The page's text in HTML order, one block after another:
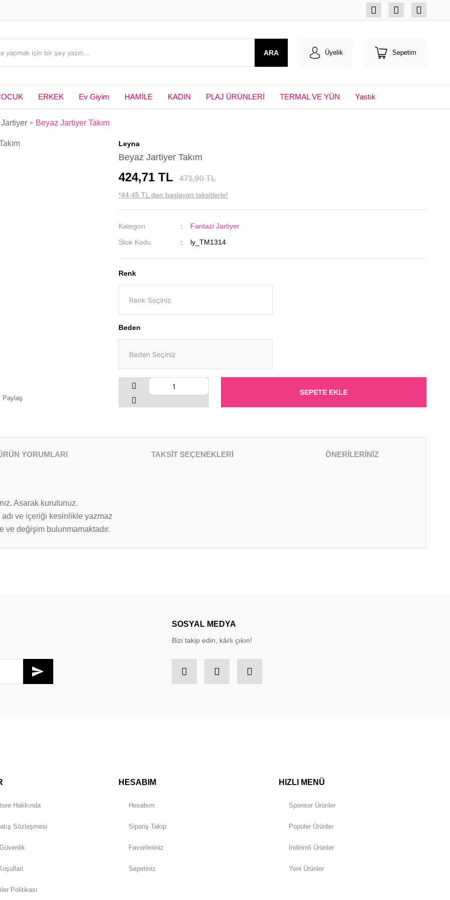
ARA Üyelik Sepetim
ERKEK Ev Giyim HAMİLE KADIN PLAJ ÜRÜNLERİ TERMAL VE YÜN Yastık
Beyaz Jartiyer Takım
Paylaş
Leyna
Beyaz Jartiyer Takım
424,71 TL 471,90 TL
*44,45 TL den başlayan taksitlerle!
Kategori
Fantazi Jartiyer
Stok Kodu
ly_TM1314
Renk
Beden
SEPETE EKLE
YORUMLARI TAKSİT SEÇENEKLERİ ÖNERİLERİNİZ
Asarak kurutunuz.
ve içeriği kesinlikle yazmaz
ve değişim bulunmamaktadır.
SOSYAL MEDYA
Bizi takip edin, kârlı çıkın!
Hakkında
Sözleşmesi
Politikası
HESABIM
Hesabım
Sipariş Takip
Favorileriniz
Sepetiniz
HIZLI MENÜ
Sponsor Ürünler
Popüler Ürünler
İndirimli Ürünler
Yeni Ürünler